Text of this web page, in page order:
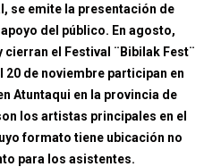
se emite la presentación de
del público. En agosto,
el Festival ¨Bibilak Fest¨
20 de noviembre participan en
Atuntaqui en la provincia de
los artistas principales en el
formato tiene ubicación no
para los asistentes.